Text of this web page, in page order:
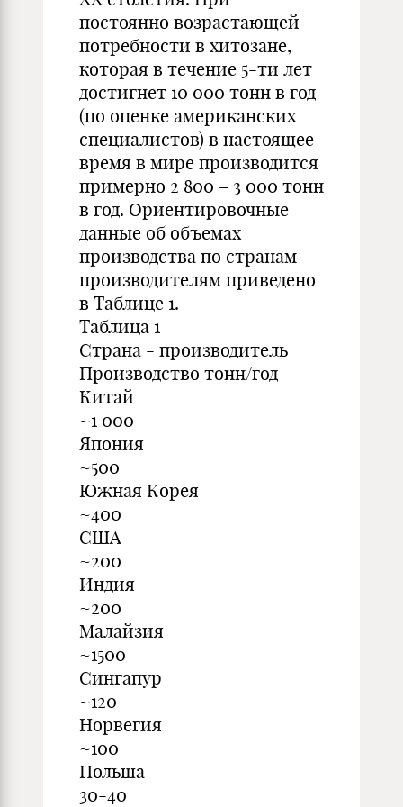
постоянно возрастающей
потребности в хитозане,
которая в течение 5-ти лет
достигнет 10 000 тонн в год
(по оценке американских
специалистов) в настоящее
время в мире производится
примерно 2 800 – 3 000 тонн
в год. Ориентировочные
данные об объемах
производства по странам-
производителям приведено
в Таблице 1.
Таблица 1
Страна - производитель
Производство тонн/год
Китай
~1 000
Япония
~500
Южная Корея
~400
США
~200
Индия
~200
Малайзия
~1500
Сингапур
~120
Норвегия
~100
Польша
30-40